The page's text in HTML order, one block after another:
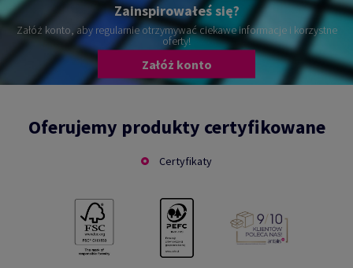
Zainspirowałeś się?
Załóż konto, aby regularnie otrzymywać ciekawe informacje i korzystne
oferty!
Załóż konto
Oferujemy produkty certyfikowane
Certyfikaty